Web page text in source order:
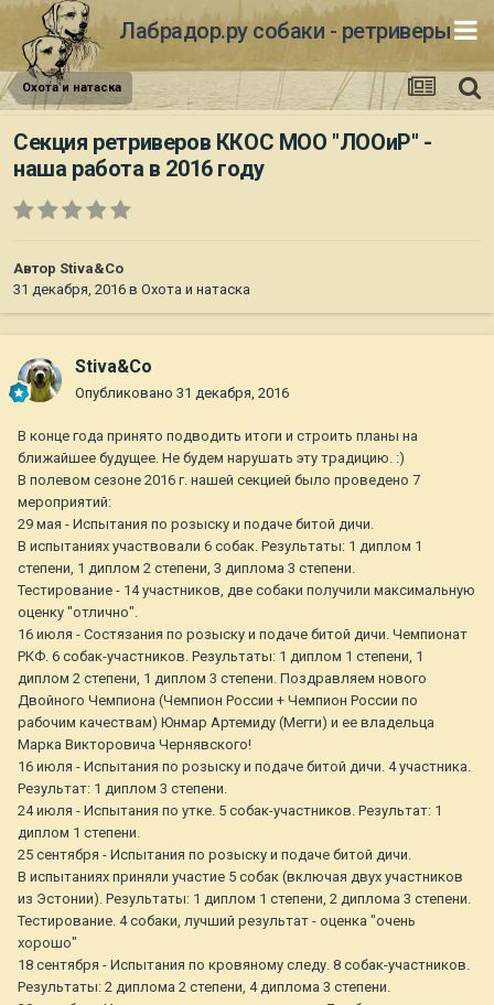
Лабрадор.ру собаки - ретриверы
Охота и натаска
Секция ретриверов ККОС МОО "ЛООиР" -
наша работа в 2016 году
Автор Stiva&Co
31 декабря, 2016 в Охота и натаска
Stiva&Co
Опубликовано 31 декабря, 2016
В конце года принято подводить итоги и строить планы на
ближайшее будущее. Не будем нарушать эту традицию. :)
В полевом сезоне 2016 г. нашей секцией было проведено 7
мероприятий:
29 мая - Испытания по розыску и подаче битой дичи.
В испытаниях участвовали 6 собак. Результаты: 1 диплом 1
степени, 1 диплом 2 степени, 3 диплома 3 степени.
Тестирование - 14 участников, две собаки получили максимальную
оценку "отлично".
16 июля - Состязания по розыску и подаче битой дичи. Чемпионат
РКФ. 6 собак-участников. Результаты: 1 диплом 1 степени, 1
диплом 2 степени, 1 диплом 3 степени. Поздравляем нового
Двойного Чемпиона (Чемпион России + Чемпион России по
рабочим качествам) Юнмар Артемиду (Мегги) и ее владельца
Марка Викторовича Чернявского!
16 июля - Испытания по розыску и подаче битой дичи. 4 участника.
Результат: 1 диплом 3 степени.
24 июля - Испытания по утке. 5 собак-участников. Результат: 1
диплом 1 степени.
25 сентября - Испытания по розыску и подаче битой дичи.
В испытаниях приняли участие 5 собак (включая двух участников
из Эстонии). Результаты: 1 диплом 1 степени, 2 диплома 3 степени.
Тестирование. 4 собаки, лучший результат - оценка "очень
хорошо"
18 сентября - Испытания по кровяному следу. 8 собак-участников.
Результаты: 2 диплома 2 степени, 4 диплома 3 степени.